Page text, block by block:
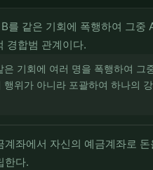
를 같은 기회에 폭행하여 그중
경합범 관계이다.
기회에 여러 명을 폭행하여 그
위가 아니라 포괄하여 하나의
좌에서 자신의 예금계좌로
한다.